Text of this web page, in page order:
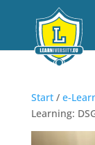
Start/ e-
Learning: